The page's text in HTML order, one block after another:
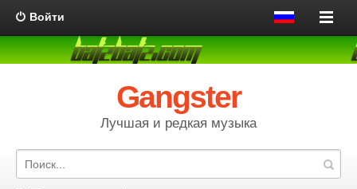
Войти
Gangster
Лучшая и редкая музыка